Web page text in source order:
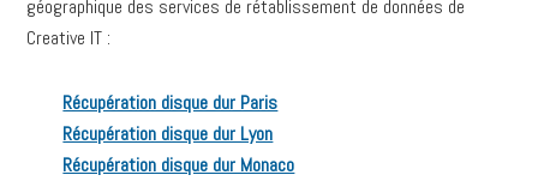
géographique des services de rétablissement de données de
Creative IT :
Récupération disque dur Paris
Récupération disque dur Lyon
Récupération disque dur Monaco